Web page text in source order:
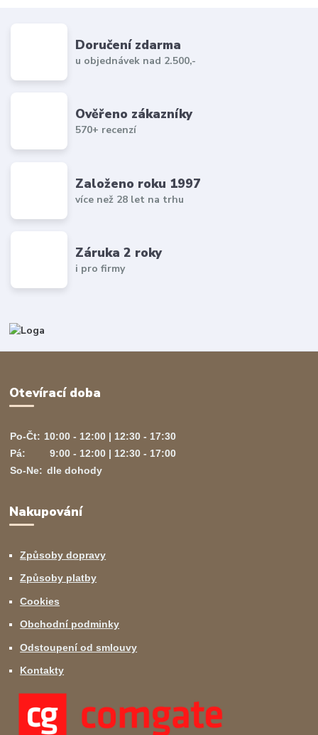
Doručení zdarma
u objednávek nad 2.500,-
Ověřeno zákazníky
570+ recenzí
Založeno roku 1997
více než 28 let na trhu
Záruka 2 roky
i pro firmy
Otevírací doba
Po-Čt: 10:00 - 12:00 | 12:30 - 17:30
Pá:
9:00 - 12:00 | 12:30 - 17:00
So-Ne: dle dohody
Nakupování
Způsoby dopravy
Způsoby platby
Cookies
Obchodní podminky
Odstoupení od smlouvy
Kontakty